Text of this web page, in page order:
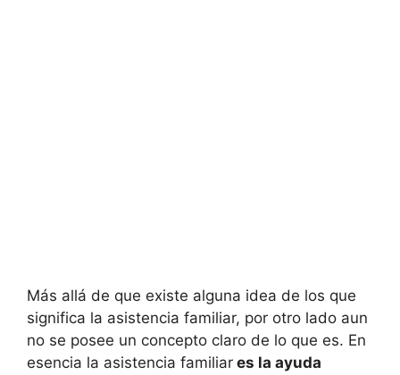
Más allá de que existe alguna idea de los que
significa la asistencia familiar, por otro lado aun
no se posee un concepto claro de lo que es. En
esencia la asistencia familiar es la ayuda